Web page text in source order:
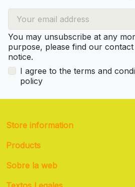
You may unsubscribe at any
purpose, please find our
notice.
I agree to the terms and
policy
Store information
Products
Sobre la web